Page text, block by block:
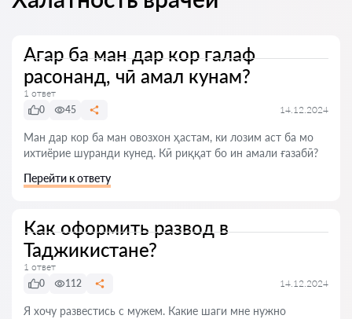
Агар ба ман дар кор галаф
расонанд, чӣ амал кунам?
1 ответ
0
45 14.12.2024
Ман дар кор ба ман овозхон ҳастам, ки лозим аст ба мо
ихтиёрие шуранди кунед. Кӣ риққат бо ин амали ғазабӣ?
Перейти к ответу
Как оформить развод в
Таджикистане?
1 ответ
0
112 14.12.2024
Я хочу развестись с мужем. Какие шаги мне нужно